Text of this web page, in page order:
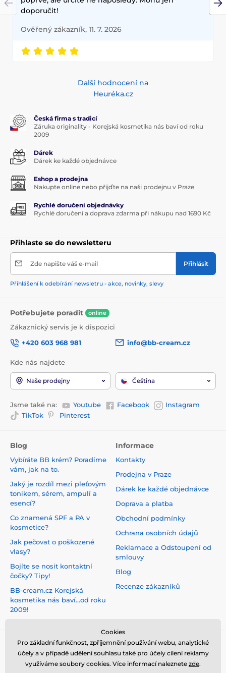
doporučit!
Ověřený zákazník, 11. 7. 2026
Další hodnocení na
Heuréka.cz
Česká firma s tradicí
Záruka originality - Korejská kosmetika nás baví od roku
2009
Dárek
Dárek ke každé objednávce
Eshop a prodejna
Nakupte online nebo přijďte na naši prodejnu v Praze
Rychlé doručení objednávky
Rychlé doručení a doprava zdarma při nákupu nad 1690 Kč
Přihlaste se do newsletteru
Zde napište váš e-mail Přihlásit
Přihlášení k odebírání newsletru - akce, novinky, slevy
Potřebujete poradit online
Zákaznický servis je k dispozici
+420 603 968 981
info@bb-cream.cz
Kde nás najdete
Naše prodejny Čeština
Jsme také na: Youtube Facebook
Instagram
TikTok
Pinterest
Blog
Vybíráte BB krém? Poradíme
vám, jak na to.
Jaký je rozdíl mezi pleťovým
tonikem, sérem, ampulí a
esencí?
Co znamená SPF a PA v
kosmetice?
Jak pečovat o poškozené
vlasy?
Bojíte se nosit kontaktní
čočky? Tipy!
BB-cream.cz Korejská
kosmetika nás baví...od roku
2009!
Informace
Kontakty
Prodejna v Praze
Dárek ke každé objednávce
Doprava a platba
Obchodní podmínky
Ochrana osobních údajů
Reklamace a Odstoupení od
smlouvy
Blog
Recenze zákazníků
Cookies
Pro základní funkčnost, zpříjemnění používání webu, analytické
účely a v případě udělení souhlasu také pro účely cílení reklamy
využíváme soubory cookies. Více informací naleznete zde.